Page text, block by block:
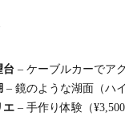
台 – ケーブルカーでア
– 鏡のような湖面（ハ
エ– 手作り体験（¥3,500